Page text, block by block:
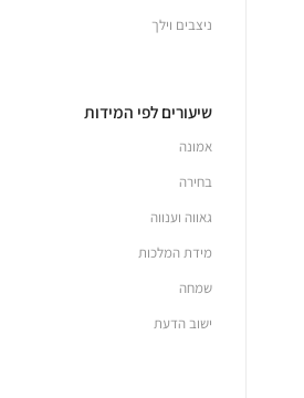
ניצבים וילך
שיעורים לפי המידות
אמונה
בחירה
גאווה וענווה
מידת המלכות
שמחה
ישוב הדעת